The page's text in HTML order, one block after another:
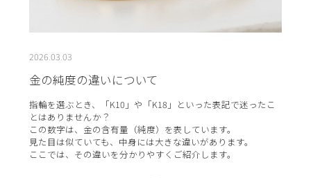
2026.03.03
金の純度の違いについて
指輪を選ぶとき、「K10」や「K18」といった表記で迷ったこ
とはありませんか？
この数字は、金の含有量（純度）を表しています。
見た目は似ていても、中身には大きな違いがあります。
ここでは、その違いを分かりやすくご紹介します。